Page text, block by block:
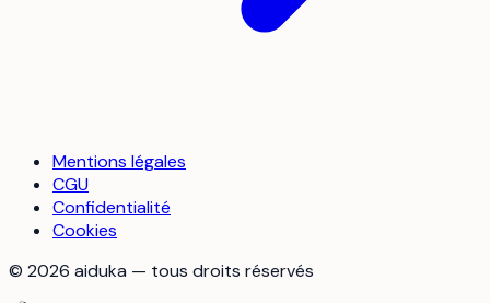
Mentions légales
CGU
Confidentialité
Cookies
© 2026 aiduka — tous droits réservés